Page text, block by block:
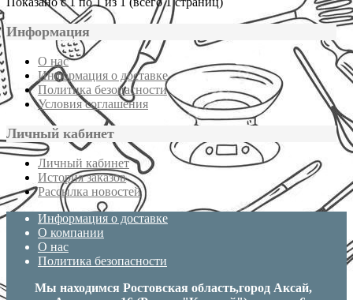
Информация
О нас
Информация о доставке
Политика безопасности
Условия соглашения
Личный кабинет
Личный кабинет
История заказов
Рассылка новостей
Информация о доставке
О компании
О нас
Политика безопасности
Мы находимся Ростовская область,город Аксай,